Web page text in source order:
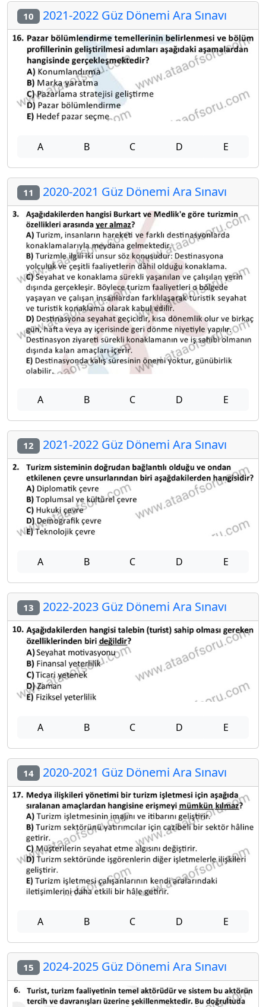
10 2021-2022 Güz Dönemi Ara Sınavı
A B C D E
11 2020-2021 Güz Dönemi Ara Sınavı
A B C D E
12 2021-2022 Güz Dönemi Ara Sınavı
A B C D E
13 2022-2023 Güz Dönemi Ara Sınavı
A B C D E
14 2020-2021 Güz Dönemi Ara Sınavı
A B C D E
15 2024-2025 Güz Dönemi Ara Sınavı